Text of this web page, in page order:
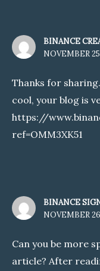
BINANCE
NOVEMBER
Thanks for
cool, your blog is
https://
ref=OMM3XK51
BINANCE
NOVEMBER
Can you be more
article? After